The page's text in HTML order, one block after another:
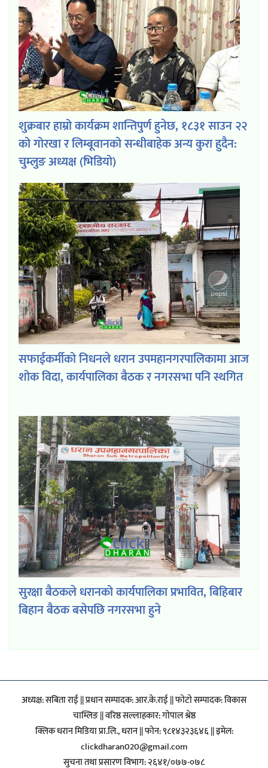
शुक्रबार हाम्रो कार्यक्रम शान्तिपुर्ण हुनेछ, १८३१ साउन २२
को गोरखा र लिम्बूवानको सन्धीबाहेक अन्य कुरा हुदैन:
चुम्लुङ अध्यक्ष (भिडियो)
सफाईकर्मीको निधनले धरान उपमहानगरपालिकामा आज
शोक विदा, कार्यपालिका बैठक र नगरसभा पनि स्थगित
सुरक्षा बैठकले धरानको कार्यपालिका प्रभावित, बिहिबार
बिहान बैठक बसेपछि नगरसभा हुने
अध्यक्ष: सबिता राई || प्रधान सम्पादक: आर.के.राई || फाेटाे सम्पादक: विकास
चाम्लिङ || वरिष्ठ सल्लाहकार: गाेपाल श्रेष्ठ
क्लिक धरान मिडिया प्रा.लि., धरान || फोन: ९८१४३२३६४६ || इमेल:
clickdharan020@gmail.com
सुचना तथा प्रसारण विभाग: २६४१/०७७-०७८